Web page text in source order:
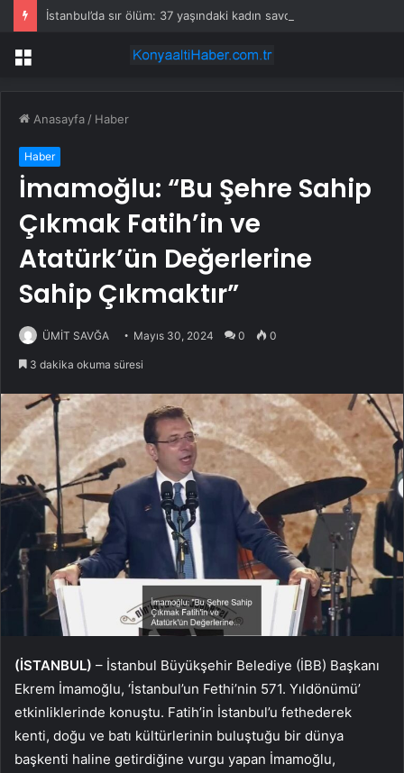
Menü
Anasayfa / Haber
Haber
İmamoğlu: “Bu Şehre Sahip
Çıkmak Fatih’in ve
Atatürk’ün Değerlerine
Sahip Çıkmaktır”
ÜMİT SAVĞA Mayıs 30, 2024 0 0
3 dakika okuma süresi
(İSTANBUL) – İstanbul Büyükşehir Belediye (İBB) Başkanı
Ekrem İmamoğlu, ‘İstanbul’un Fethi’nin 571. Yıldönümü’
etkinliklerinde konuştu. Fatih’in İstanbul’u fethederek
kenti, doğu ve batı kültürlerinin buluştuğu bir dünya
başkenti haline getirdiğine vurgu yapan İmamoğlu,